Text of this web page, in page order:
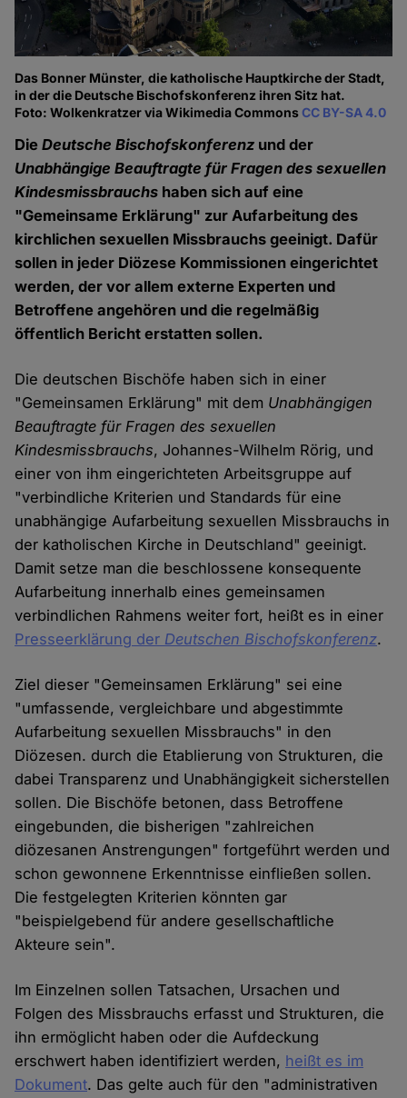
Das Bonner Münster, die katholische Hauptkirche der Stadt,
in der die Deutsche Bischofskonferenz ihren Sitz hat.
Foto: Wolkenkratzer via Wikimedia CommonsCC BY-SA 4.0
DieDeutsche Bischofskonferenz und der
Unabhängige Beauftragte für Fragen des sexuellen
Kindesmissbrauchs haben sich auf eine
"Gemeinsame Erklärung" zur Aufarbeitung des
kirchlichen sexuellen Missbrauchs geeinigt. Dafür
sollen in jeder Diözese Kommissionen eingerichtet
werden, der vor allem externe Experten und
Betroffene angehören und die regelmäßig
öffentlich Bericht erstatten sollen.
Die deutschen Bischöfe haben sich in einer
"Gemeinsamen Erklärung" mit dem Unabhängigen
Beauftragte für Fragen des sexuellen
Kindesmissbrauchs, Johannes-Wilhelm Rörig, und
einer von ihm eingerichteten Arbeitsgruppe auf
"verbindliche Kriterien und Standards für eine
unabhängige Aufarbeitung sexuellen Missbrauchs in
der katholischen Kirche in Deutschland" geeinigt.
Damit setze man die beschlossene konsequente
Aufarbeitung innerhalb eines gemeinsamen
verbindlichen Rahmens weiter fort, heißt es in einer
Presseerklärung der Deutschen Bischofskonferenz.
Ziel dieser "Gemeinsamen Erklärung" sei eine
"umfassende, vergleichbare und abgestimmte
Aufarbeitung sexuellen Missbrauchs" in den
Diözesen. durch die Etablierung von Strukturen, die
dabei Transparenz und Unabhängigkeit sicherstellen
sollen. Die Bischöfe betonen, dass Betroffene
eingebunden, die bisherigen "zahlreichen
diözesanen Anstrengungen" fortgeführt werden und
schon gewonnene Erkenntnisse einfließen sollen.
Die festgelegten Kriterien könnten gar
"beispielgebend für andere gesellschaftliche
Akteure sein".
Im Einzelnen sollen Tatsachen, Ursachen und
Folgen des Missbrauchs erfasst und Strukturen, die
ihn ermöglicht haben oder die Aufdeckung
erschwert haben identifiziert werden, heißt es im
Dokument. Das gelte auch für den "administrativen